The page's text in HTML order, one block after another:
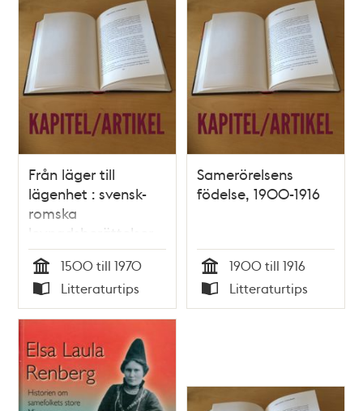
Från läger till
lägenhet : svensk-
romska
levnadsberättelser
om livets villkor /
Lotta Fernstål,
Charlotte Hyltén-
Cavallius
Tid
1500 till 1970
Typ
Litteraturtips
Samerörelsens
födelse, 1900-1916
Tid
1900 till 1916
Typ
Litteraturtips